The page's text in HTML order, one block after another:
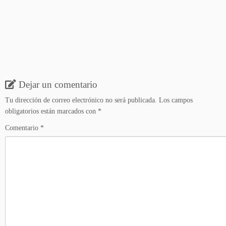
Dejar un comentario
Tu dirección de correo electrónico no será publicada. Los campos
obligatorios están marcados con *
Comentario *